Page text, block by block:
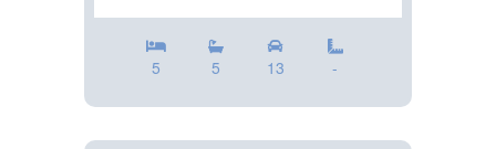
5 5 13 -